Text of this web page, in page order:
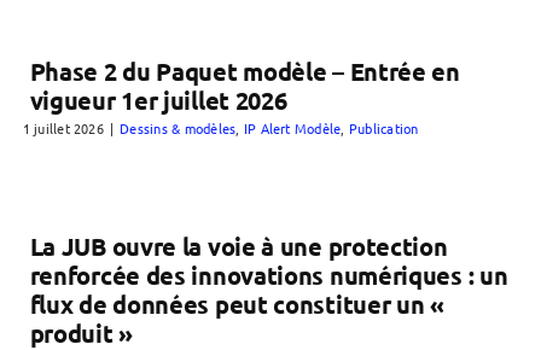
Phase 2 du Paquet modèle – Entrée en
vigueur 1er juillet 2026
1 juillet 2026 | Dessins & modèles IP Alert Modèle Publication
La JUB ouvre la voie à une protection
renforcée des innovations numériques : un
flux de données peut constituer un «
produit »